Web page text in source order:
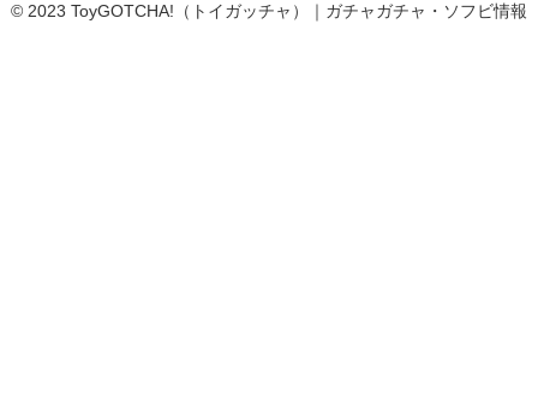
© 2023 ToyGOTCHA!（トイガッチャ）｜ガチャガチャ・ソフビ情報